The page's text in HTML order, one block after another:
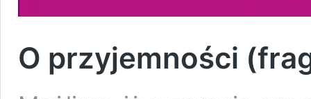
O przyjemności